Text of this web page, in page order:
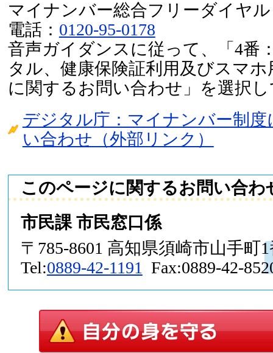
マイナンバー総合フリーダイヤル
電話： 0120-95-0178
音声ガイダンスに従って、「4番
タル、健康保険証利用及びスマホ
に関するお問い合わせ」を選択
デジタル庁：マイナンバー制度
い合わせ（外部リンク）
このページに関するお問い合わ
市民課 市民窓口係
〒785-8601 高知県須崎市山手町
Tel:0889-42-1191 Fax:0889-42-